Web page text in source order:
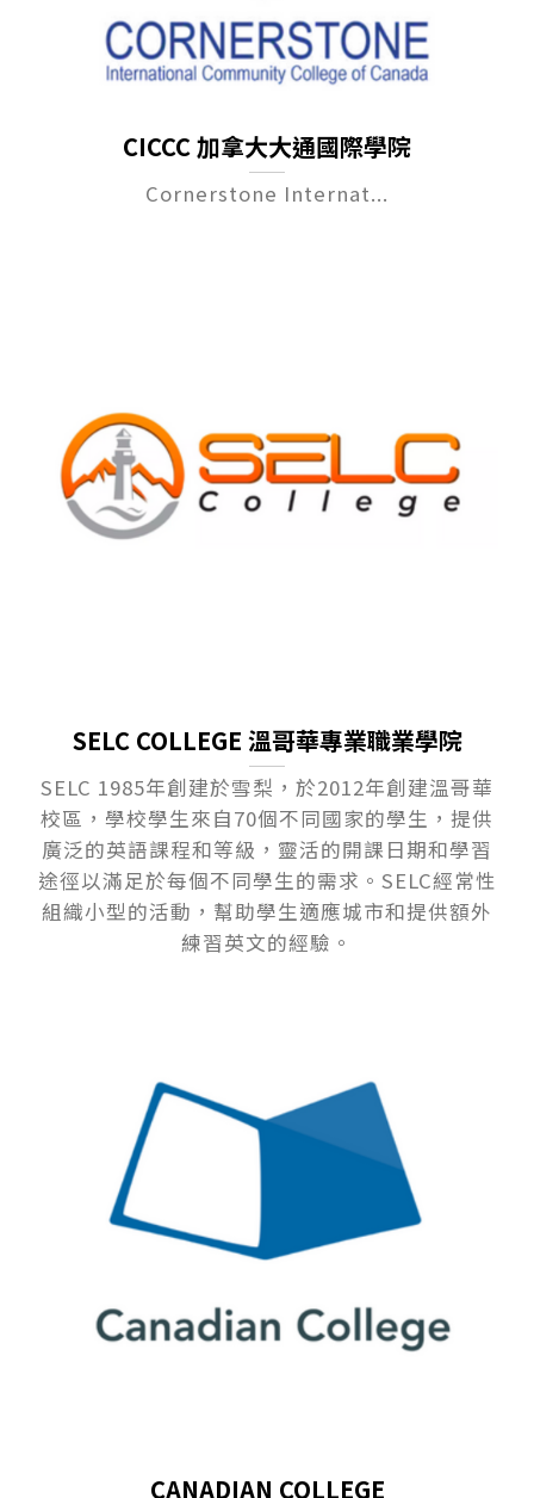
CICCC 加拿大大通國際學院
Cornerstone Internat...
SELC COLLEGE 溫哥華專業職業學院
SELC 1985年創建於雪梨，於2012年創建溫哥華
校區，學校學生來自70個不同國家的學生，提供
廣泛的英語課程和等級，靈活的開課日期和學習
途徑以滿足於每個不同學生的需求。SELC經常性
組織小型的活動，幫助學生適應城市和提供額外
練習英文的經驗。
CANADIAN COLLEGE